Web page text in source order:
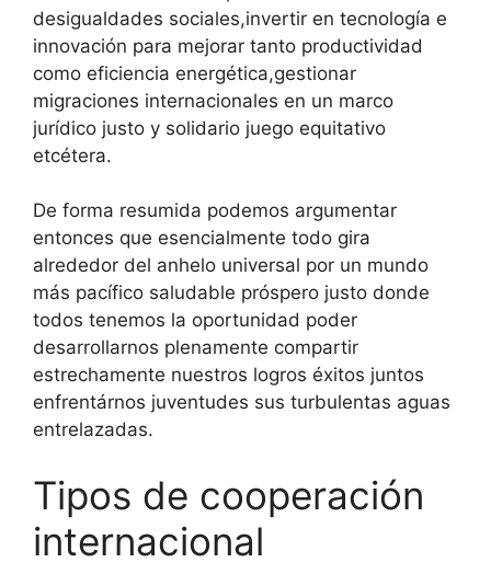
desigualdades sociales,invertir en tecnología e
innovación para mejorar tanto productividad
como eficiencia energética,gestionar
migraciones internacionales en un marco
jurídico justo y solidario juego equitativo
etcétera.
De forma resumida podemos argumentar
entonces que esencialmente todo gira
alrededor del anhelo universal por un mundo
más pacífico saludable próspero justo donde
todos tenemos la oportunidad poder
desarrollarnos plenamente compartir
estrechamente nuestros logros éxitos juntos
enfrentárnos juventudes sus turbulentas aguas
entrelazadas.
Tipos de cooperación
internacional